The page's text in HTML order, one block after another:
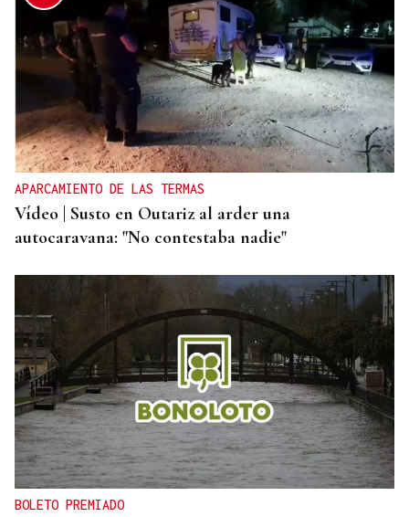
TRAZADO HORIZONTAL
El sueño de una noche de verano
APARCAMIENTO DE LAS TERMAS
Vídeo | Susto en Outariz al arder una
autocaravana: "No contestaba nadie"
BOLETO PREMIADO